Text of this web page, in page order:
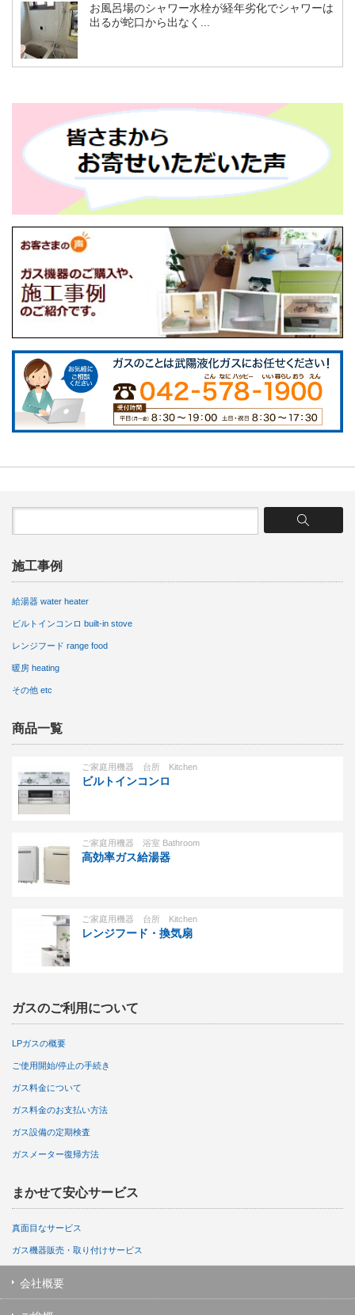
お風呂場のシャワー水栓が経年劣化でシャワーは
出るが蛇口から出なく...
施工事例
給湯器 water heater
ビルトインコンロ built-in stove
レンジフード range food
暖房 heating
その他 etc
商品一覧
ご家庭用機器 台所 Kitchen
ビルトインコンロ
ご家庭用機器 浴室 Bathroom
高効率ガス給湯器
ご家庭用機器 台所 Kitchen
レンジフード・換気扇
ガスのご利用について
LPガスの概要
ご使用開始/停止の手続き
ガス料金について
ガス料金のお支払い方法
ガス設備の定期検査
ガスメーター復帰方法
まかせて安心サービス
真面目なサービス
ガス機器販売・取り付けサービス
会社概要